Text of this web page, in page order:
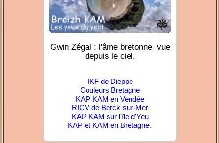
Gwin Zégal : l'âme bretonne, vue
depuis le ciel.
IKF de Dieppe
Couleurs Bretagne
KAP KAM en Vendée
RICV de Berck-sur-Mer
KAP KAM sur l'île d'Yeu
KAP et KAM en Bretagne.